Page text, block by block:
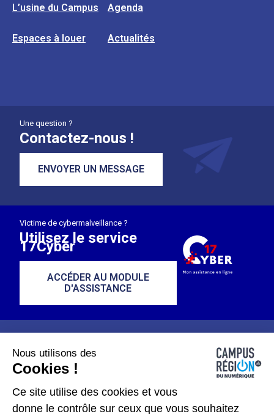
L’usine du Campus Agenda
Espaces à louer Actualités
Une question ?
Contactez-nous !
ENVOYER UN MESSAGE
Victime de cybermalveillance ?
Utilisez le service
17Cyber
ACCÉDER AU MODULE
D'ASSISTANCE
Données personnelles
Nous utilisons des
Cookies !
Ce site utilise des cookies et vous
donne le contrôle sur ceux que vous souhaitez